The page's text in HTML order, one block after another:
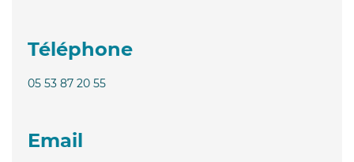
Téléphone
05 53 87 20 55
Email